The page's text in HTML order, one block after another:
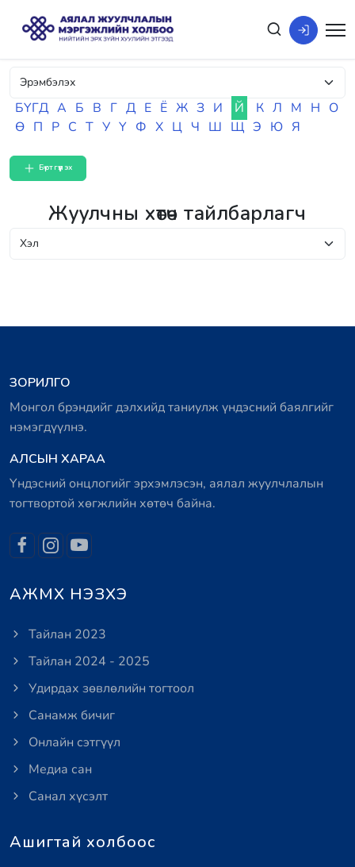
БҮГД А Б В Г Д Е Ё Ж З И Й К Л М Н О
Ө П Р С Т У Ү Ф Х Ц Ч Ш Щ Э Ю Я
Бүртгүүлэх
Жуулчны хөтөч тайлбарлагч
ЗОРИЛГО
Монгол брэндийг дэлхийд таниулж үндэсний баялгийг
нэмэгдүүлнэ.
АЛСЫН ХАРАА
Үндэсний онцлогийг эрхэмлэсэн, аялал жуулчлалын
тогтвортой хөгжлийн хөтөч байна.
АЖМХ НЭЗХЭ
Тайлан 2023
Тайлан 2024 - 2025
Удирдах зөвлөлийн тогтоол
Санамж бичиг
Онлайн сэтгүүл
Медиа сан
Санал хүсэлт
Ашигтай холбоос